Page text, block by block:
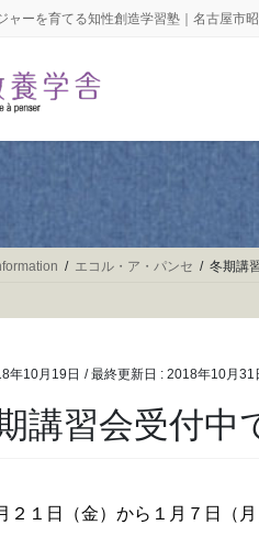
ャーを育てる知性創造学習塾｜名古屋市
エコル・ア・パンセ 冬期講
年10月19日 / 最終更新日 :2018年10月31
講習会受付中
２１日（金）から１月７日（